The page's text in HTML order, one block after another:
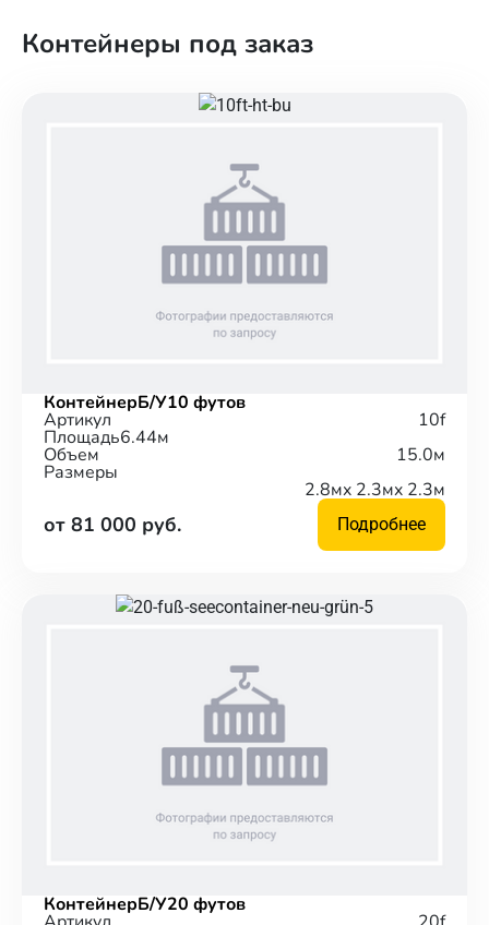
Контейнеры под заказ
КонтейнерБ/У10 футов
Артикул 10f
Площадь6.44м
Объем 15.0м
Размеры
2.8мx 2.3мx 2.3м
от 81 000 руб. Подробнее
КонтейнерБ/У20 футов